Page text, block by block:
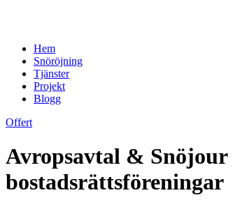
Hem
Snöröjning
Tjänster
Projekt
Blogg
Offert
Avropsavtal & Snöjour
bostadsrättsföreningar